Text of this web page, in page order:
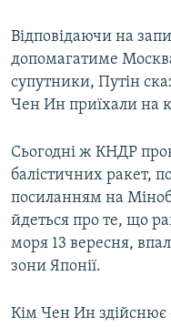
Відповідаючи на
допомагатиме
супутники, Путін
Чен Ин приїхали на
Сьогодні ж КНДР
балістичних ракет,
посиланням на
йдеться про те, що
моря 13 вересня,
зони Японії.
Кім Чен Ин